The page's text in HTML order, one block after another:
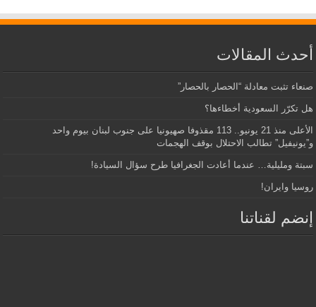
أحدث المقالات
صنعاء تثبت معادلة “الحصار بالحصار”
هل تكرّر السعودية أخطاءها؟
الأعلى منذ 21 يونيو.. 113 مقذوفا صهيونيا على جنوب لبنان بيوم واحد
و”يونيفيل” تطالب الاحتلال بوقف الهجمات
سبتة ومليلية… عندما أعادت الجغرافيا طرح سؤال السيادة!
روسيا وايران!
إنضم لقناتنا